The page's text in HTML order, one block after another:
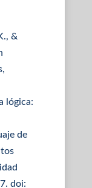
&
lógica:
de
doi: